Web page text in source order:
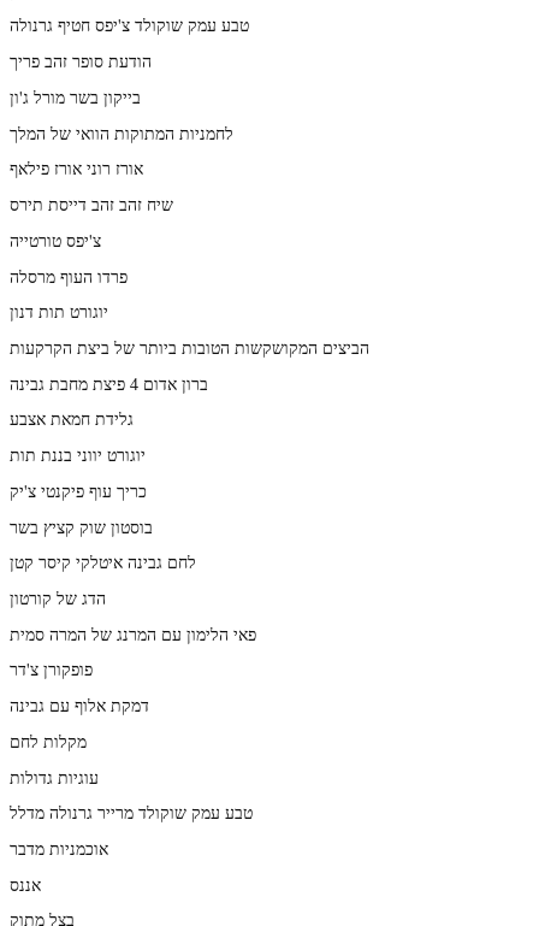
טבע עמק שוקולד צ'יפס חטיף גרנולה
הודעת סופר זהב פריך
בייקון בשר מורל ג'ון
לחמניות המתוקות הוואי של המלך
אורז רוני אורז פילאף
שיח זהב זהב דייסת תירס
צ'יפס טורטייה
פרדו העוף מרסלה
יוגורט תות דנון
הביצים המקושקשות הטובות ביותר של ביצת הקרקעות
ברון אדום 4 פיצת מחבת גבינה
גלידת חמאת אצבע
יוגורט יווני בננת תות
כריך עוף פיקנטי צ'יק
בוסטון שוק קציץ בשר
לחם גבינה איטלקי קיסר קטן
הדג של קורטון
פאי הלימון עם המרנג של המרה סמית
פופקורן צ'דר
דמקת אלוף עם גבינה
מקלות לחם
עוגיות גדולות
טבע עמק שוקולד מרייר גרנולה מדלל
אוכמניות מדבר
אננס
בצל מתוק